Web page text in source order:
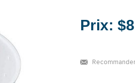
Prix: